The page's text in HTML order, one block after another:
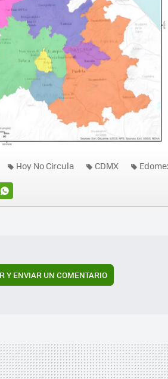
Hoy No Circula CDMX
Y ENVIAR UN COMENTARIO